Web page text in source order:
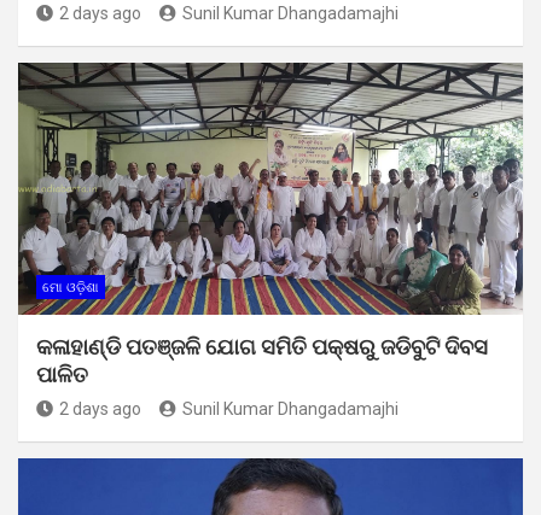
2 days ago Sunil Kumar Dhangadamajhi
ମୋ ଓଡ଼ିଶା
କଳାହାଣ୍ଡି ପତଞ୍ଜଳି ଯୋଗ ସମିତି ପକ୍ଷରୁ ଜଡିବୁଟି ଦିବସ
ପାଳିତ
2 days ago Sunil Kumar Dhangadamajhi